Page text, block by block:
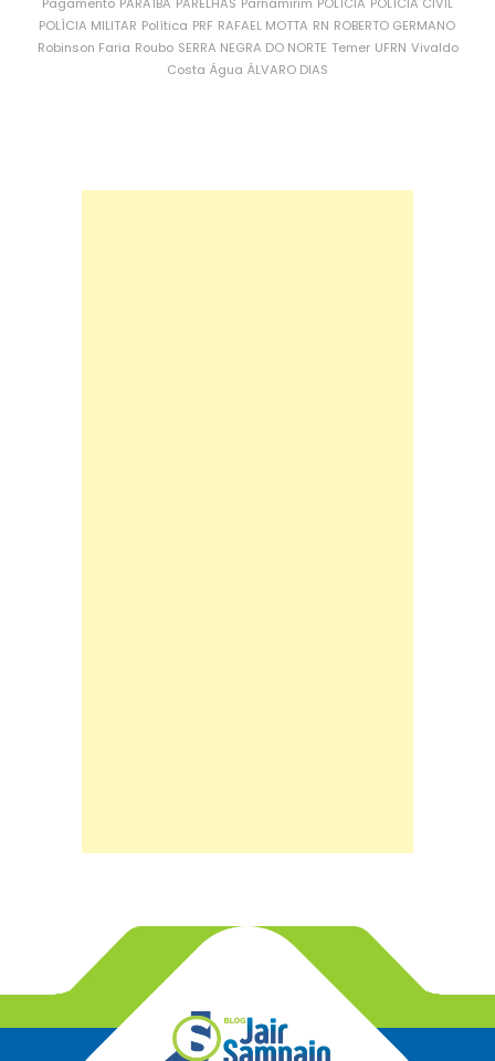
POLÍCIA MILITAR Política PRF RAFAEL MOTTA RN ROBERTO GERMANO
Robinson Faria Roubo SERRA NEGRA DO NORTE Temer UFRN Vivaldo
Costa Água ÁLVARO DIAS